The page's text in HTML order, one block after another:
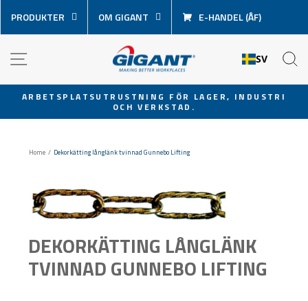
över
innehåll
PRODUKTER OM GIGANT E-HANDEL (ÅF)
SV
Pausa
ARBETSPLATSUTRUSTNING FÖR LAGER, INDUSTRI
OCH VERKSTAD.
Home / Dekorkätting långlänk tvinnad Gunnebo Lifting
DEKORKÄTTING LÅNGLÄNK
TVINNAD GUNNEBO LIFTING